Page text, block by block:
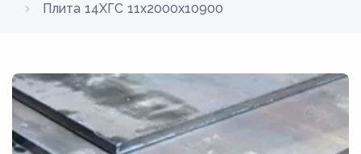
Плита 14ХГС 11x2000x10900